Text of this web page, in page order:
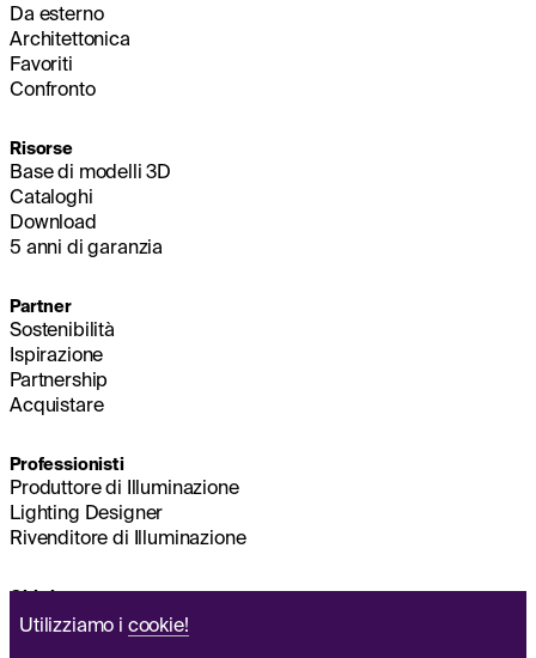
Utilizziamo i cookie!
Da esterno
Architettonica
Favoriti
Confronto
Risorse
Base di modelli 3D
Cataloghi
Download
5 anni di garanzia
Partner
Sostenibilità
Ispirazione
Partnership
Acquistare
Professionisti
Produttore di Illuminazione
Lighting Designer
Rivenditore di Illuminazione
Chi siamo
Sostenibilità